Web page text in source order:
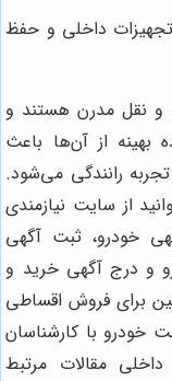
داخلی و حفظ
و نقل مدرن هستند و
بهینه از آن‌ها باعث
رانندگی می‌شود.
از سایت نیازمندی
خودرو، ثبت آگهی
و درج آگهی خرید و
برای فروش اقساطی
خودرو با کارشناسان
مقالات مرتبط